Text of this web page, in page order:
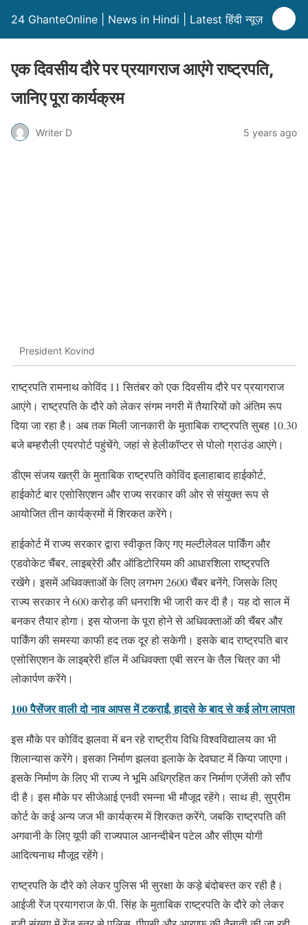
24 GhanteOnline | News in Hindi | Latest हिंदी न्यूज़
एक दिवसीय दौरे पर प्रयागराज आएंगे राष्ट्रपति,
जानिए पूरा कार्यक्रम
Writer D 5 years ago
President Kovind
राष्ट्रपति रामनाथ कोविंद 11 सितंबर को एक दिवसीय दौरे पर प्रयागराज
आएंगे। राष्ट्रपति के दौरे को लेकर संगम नगरी में तैयारियों को अंतिम रूप
दिया जा रहा है। अब तक मिली जानकारी के मुताबिक राष्ट्रपति सुबह 10.30
बजे बम्हरौली एयरपोर्ट पहुंचेंगे, जहां से हेलीकॉप्टर से पोलो ग्राउंड आएंगे।
डीएम संजय खत्री के मुताबिक राष्ट्रपति कोविंद इलाहाबाद हाईकोर्ट,
हाईकोर्ट बार एसोसिएशन और राज्य सरकार की ओर से संयुक्त रूप से
आयोजित तीन कार्यक्रमों में शिरकत करेंगे।
हाईकोर्ट में राज्य सरकार द्वारा स्वीकृत किए गए मल्टीलेवल पार्किंग और
एडवोकेट चैंबर, लाइब्रेरी और ऑडिटोरियम की आधारशिला राष्ट्रपति
रखेंगे। इसमें अधिवक्ताओं के लिए लगभग 2600 चैंबर बनेंगे, जिसके लिए
राज्य सरकार ने 600 करोड़ की धनराशि भी जारी कर दी है। यह दो साल में
बनकर तैयार होगा। इस योजना के पूरा होने से अधिवक्ताओं की चैंबर और
पार्किंग की समस्या काफी हद तक दूर हो सकेगी। इसके बाद राष्ट्रपति बार
एसोसिएशन के लाइब्रेरी हॉल में अधिवक्ता एबी सरन के तैल चित्र का भी
लोकार्पण करेंगे।
100 पैसेंजर वाली दो नाव आपस में टकराईं, हादसे के बाद से कई लोग लापता
इस मौके पर कोविंद झलवा में बन रहे राष्ट्रीय विधि विश्वविद्यालय का भी
शिलान्यास करेंगे। इसका निर्माण झलवा इलाके के देवघाट में किया जाएगा।
इसके निर्माण के लिए भी राज्य ने भूमि अधिग्रहित कर निर्माण एजेंसी को सौंप
दी है। इस मौके पर सीजेआई एनवी रमन्ना भी मौजूद रहेंगे। साथ ही, सुप्रीम
कोर्ट के कई अन्य जज भी कार्यक्रम में शिरकत करेंगे, जबकि राष्ट्रपति की
अगवानी के लिए यूपी की राज्यपाल आनन्दीबेन पटेल और सीएम योगी
आदित्यनाथ मौजूद रहेंगे।
राष्ट्रपति के दौरे को लेकर पुलिस भी सुरक्षा के कड़े बंदोबस्त कर रही है।
आईजी रेंज प्रयागराज के.पी. सिंह के मुताबिक राष्ट्रपति के दौरे को लेकर